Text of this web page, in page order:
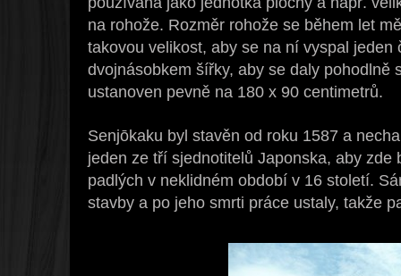
na rohože. Rozměr rohože se během let
takovou velikost, aby se na ní vyspal jeden
dvojnásobkem šířky, aby se daly pohodlně
ustanoven pevně na 180 x 90 centimetrů.
Senjōkaku byl stavěn od roku 1587 a
jeden ze tří sjednotitelů Japonska, aby zde
padlých v neklidném období v 16 století.
stavby a po jeho smrti práce ustaly, takže